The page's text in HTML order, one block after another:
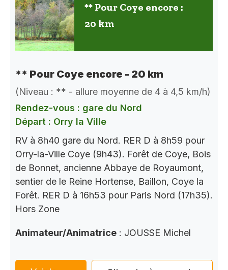
** Pour Coye encore :
20 km
** Pour Coye encore - 20 km
(Niveau : ** - allure moyenne de 4 à 4,5 km/h)
Rendez-vous : gare du Nord
Départ : Orry la Ville
RV à 8h40 gare du Nord. RER D à 8h59 pour
Orry-la-Ville Coye (9h43). Forêt de Coye, Bois
de Bonnet, ancienne Abbaye de Royaumont,
sentier de le Reine Hortense, Baillon, Coye la
Forêt. RER D à 16h53 pour Paris Nord (17h35).
Hors Zone
Animateur/Animatrice : JOUSSE Michel